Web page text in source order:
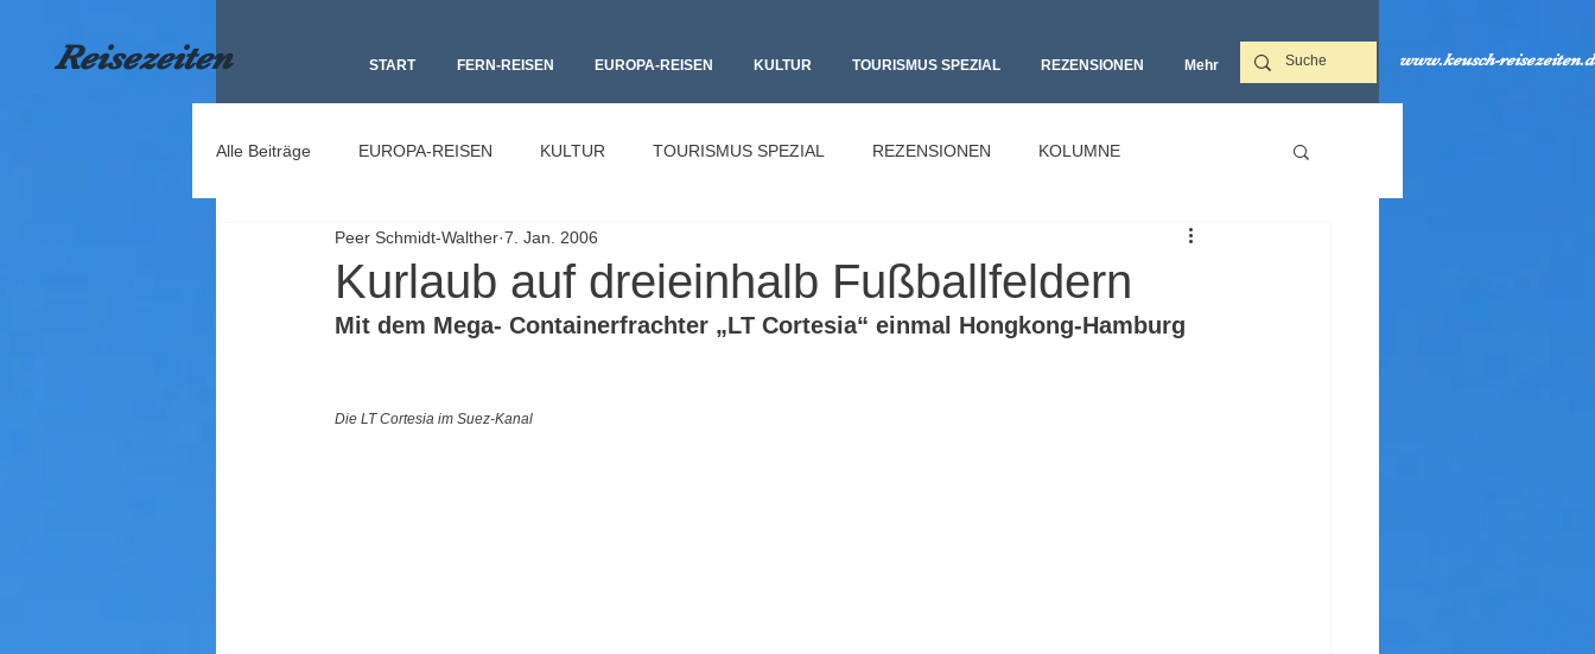
Reisezeiten START FERN-REISEN EUROPA-REISEN KULTUR TOURISMUS SPEZIAL REZENSIONEN Mehr‎ www.keusch-
Alle Beiträge EUROPA-REISEN KULTUR TOURISMUS SPEZIAL REZENSIONEN KOLUMNE
Kurlaub auf dreieinhalb Fußballfeldern
Peer Schmidt-Walther 7. Jan. 2006
Mit dem Mega- Containerfrachter „LT Cortesia“ einmal Hongkong-Hamburg
Die LT Cortesia im Suez-Kanal